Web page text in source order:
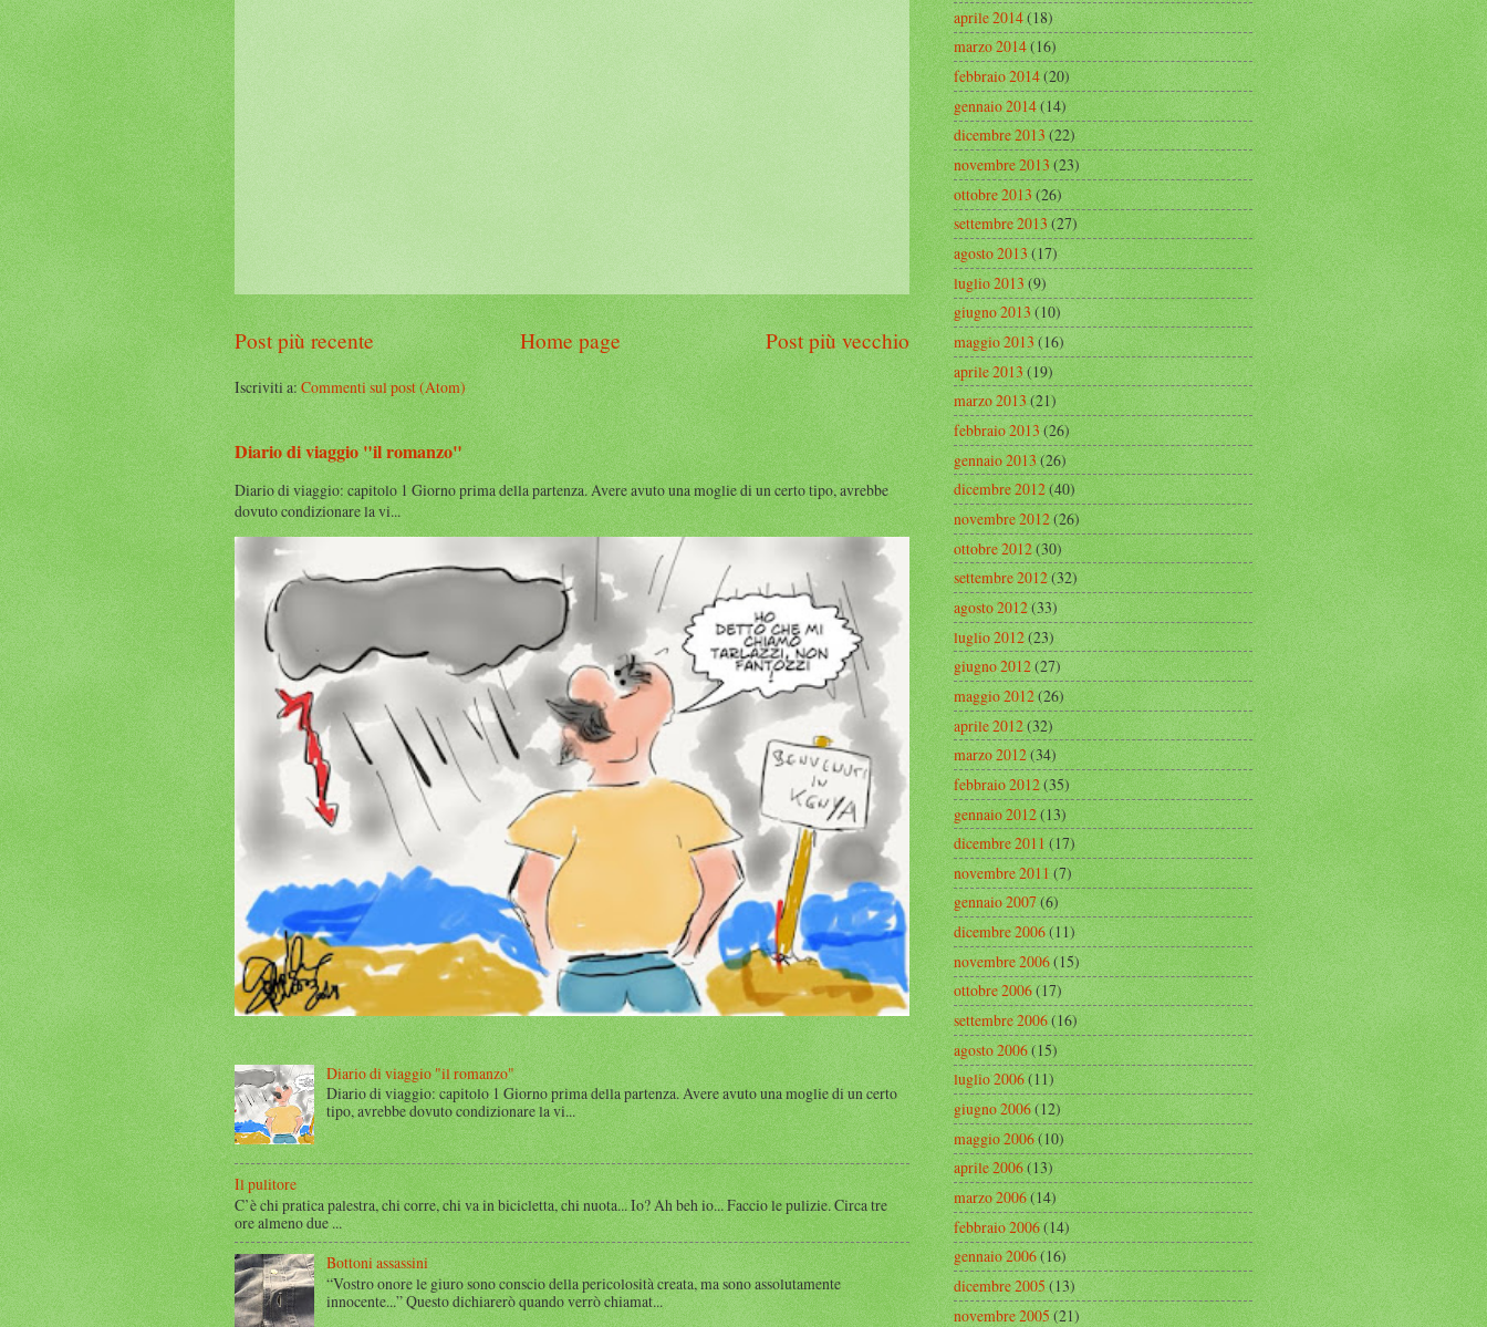
Post più recente Post più vecchio
Home page
Iscriviti a:Commenti sul post (Atom)
Diario di viaggio "il romanzo"
Diario di viaggio: capitolo 1 Giorno prima della partenza. Avere avuto una moglie di un certo tipo, avrebbe
dovuto condizionare la vi...
Diario di viaggio "il romanzo"
Diario di viaggio: capitolo 1 Giorno prima della partenza. Avere avuto una moglie di un certo
tipo, avrebbe dovuto condizionare la vi...
Il pulitore
C’è chi pratica palestra, chi corre, chi va in bicicletta, chi nuota... Io? Ah beh io... Faccio le pulizie. Circa tre
ore almeno due ...
Bottoni assassini
“Vostro onore le giuro sono conscio della pericolosità creata, ma sono assolutamente
innocente...” Questo dichiarerò quando verrò chiamat...
aprile 2014(18)
marzo 2014(16)
febbraio 2014(20)
gennaio 2014(14)
dicembre 2013(22)
novembre 2013(23)
ottobre 2013(26)
settembre 2013(27)
agosto 2013(17)
luglio 2013(9)
giugno 2013(10)
maggio 2013(16)
aprile 2013(19)
marzo 2013(21)
febbraio 2013(26)
gennaio 2013(26)
dicembre 2012(40)
novembre 2012(26)
ottobre 2012(30)
settembre 2012(32)
agosto 2012(33)
luglio 2012(23)
giugno 2012(27)
maggio 2012(26)
aprile 2012(32)
marzo 2012(34)
febbraio 2012(35)
gennaio 2012(13)
dicembre 2011(17)
novembre 2011(7)
gennaio 2007(6)
dicembre 2006(11)
novembre 2006(15)
ottobre 2006(17)
settembre 2006(16)
agosto 2006(15)
luglio 2006(11)
giugno 2006(12)
maggio 2006(10)
aprile 2006(13)
marzo 2006(14)
febbraio 2006(14)
gennaio 2006(16)
dicembre 2005(13)
novembre 2005(21)